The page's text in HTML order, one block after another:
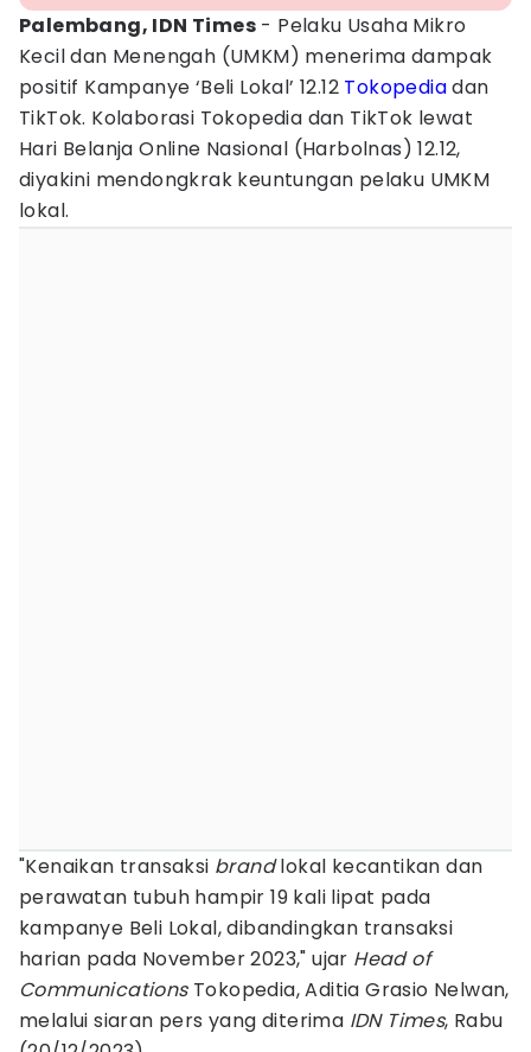
Palembang, IDN Times - Pelaku Usaha Mikro
Kecil dan Menengah (UMKM) menerima dampak
positif Kampanye ‘Beli Lokal’ 12.12 Tokopediadan
TikTok. Kolaborasi Tokopedia dan TikTok lewat
Hari Belanja Online Nasional (Harbolnas) 12.12,
diyakini mendongkrak keuntungan pelaku UMKM
lokal.
"Kenaikan transaksi brandlokal kecantikan dan
perawatan tubuh hampir 19 kali lipat pada
kampanye Beli Lokal, dibandingkan transaksi
harian pada November 2023," ujar Head of
CommunicationsTokopedia, Aditia Grasio Nelwan,
melalui siaran pers yang diterima IDN Times, Rabu